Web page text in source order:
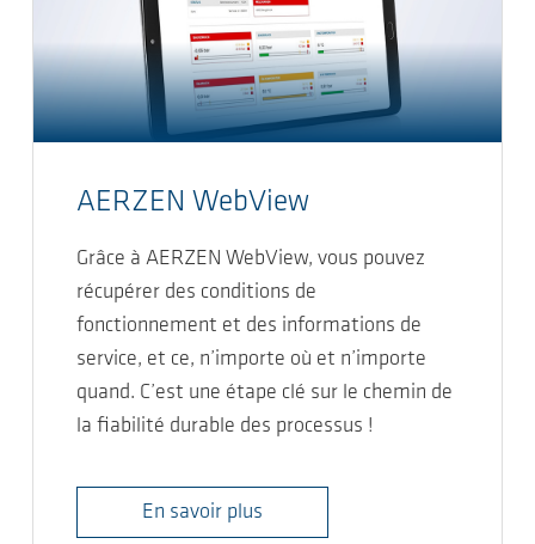
AERZEN WebView
Grâce à AERZEN WebView, vous pouvez
récupérer des conditions de
fonctionnement et des informations de
service, et ce, n’importe où et n’importe
quand. C’est une étape clé sur le chemin de
la fiabilité durable des processus !
En savoir plus